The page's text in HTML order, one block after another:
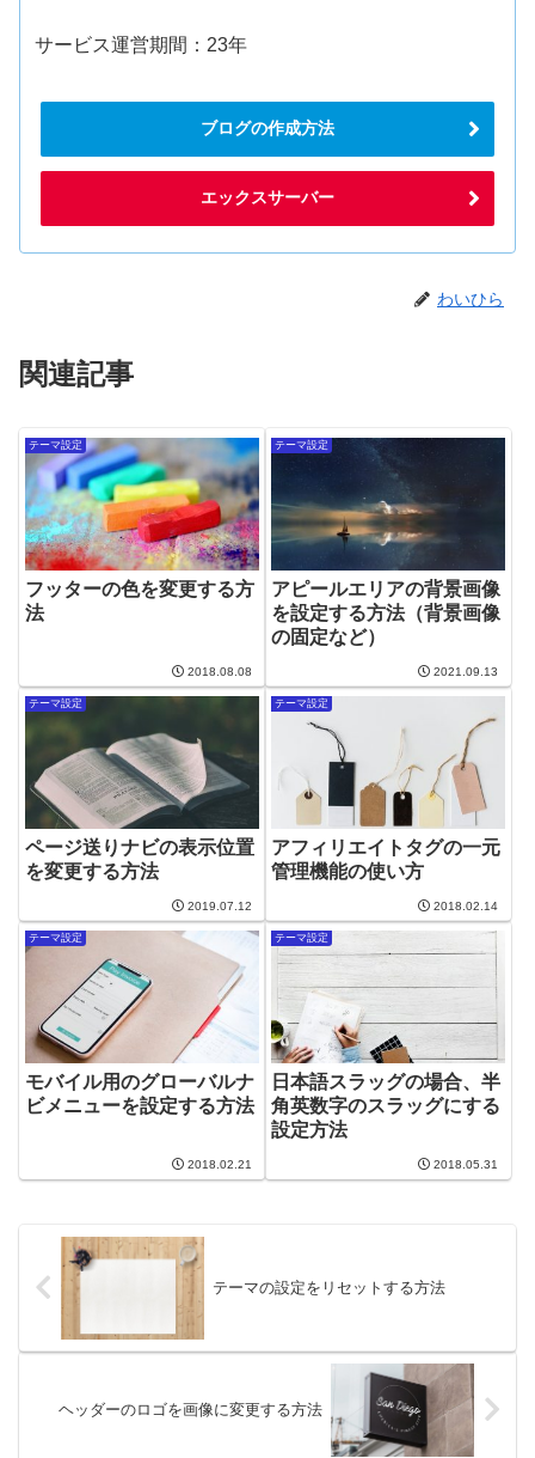
サービス運営期間：23年
ブログの作成方法
エックスサーバー
わいひら
関連記事
テーマ設定
フッターの色を変更する方
法
2018.08.08
テーマ設定
アピールエリアの背景画像
を設定する方法（背景画像
の固定など）
2021.09.13
テーマ設定
ページ送りナビの表示位置
を変更する方法
2019.07.12
テーマ設定
アフィリエイトタグの一元
管理機能の使い方
2018.02.14
テーマ設定
モバイル用のグローバルナ
ビメニューを設定する方法
2018.02.21
テーマ設定
日本語スラッグの場合、半
角英数字のスラッグにする
設定方法
2018.05.31
テーマの設定をリセットする方法
ヘッダーのロゴを画像に変更する方法